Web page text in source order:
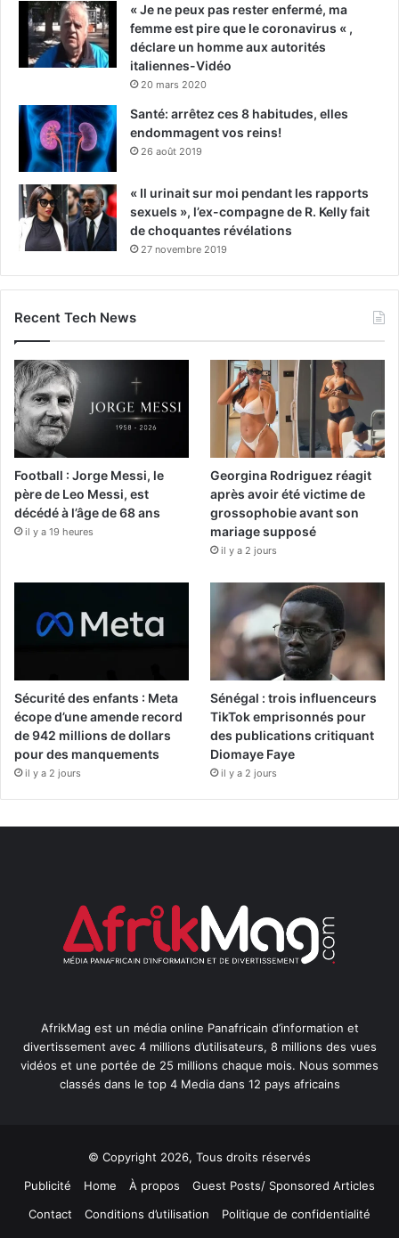
« Je ne peux pas rester enfermé, ma
femme est pire que le coronavirus « ,
déclare un homme aux autorités
italiennes-Vidéo
20 mars 2020
Santé: arrêtez ces 8 habitudes, elles
endommagent vos reins!
26 août 2019
« Il urinait sur moi pendant les rapports
sexuels », l’ex-compagne de R. Kelly fait
de choquantes révélations
27 novembre 2019
Recent Tech News
Football : Jorge Messi, le
père de Leo Messi, est
décédé à l’âge de 68 ans
il y a 19 heures
Georgina Rodriguez réagit
après avoir été victime de
grossophobie avant son
mariage supposé
il y a 2 jours
Sécurité des enfants : Meta
écope d’une amende record
de 942 millions de dollars
pour des manquements
il y a 2 jours
Sénégal : trois influenceurs
TikTok emprisonnés pour
des publications critiquant
Diomaye Faye
il y a 2 jours
AfrikMag est un média online Panafricain d’information et
divertissement avec 4 millions d’utilisateurs, 8 millions des vues
vidéos et une portée de 25 millions chaque mois. Nous sommes
classés dans le top 4 Media dans 12 pays africains
© Copyright 2026, Tous droits réservés
Publicité
Home À propos
Guest Posts/ Sponsored Articles
Contact
Conditions d’utilisation
Politique de confidentialité